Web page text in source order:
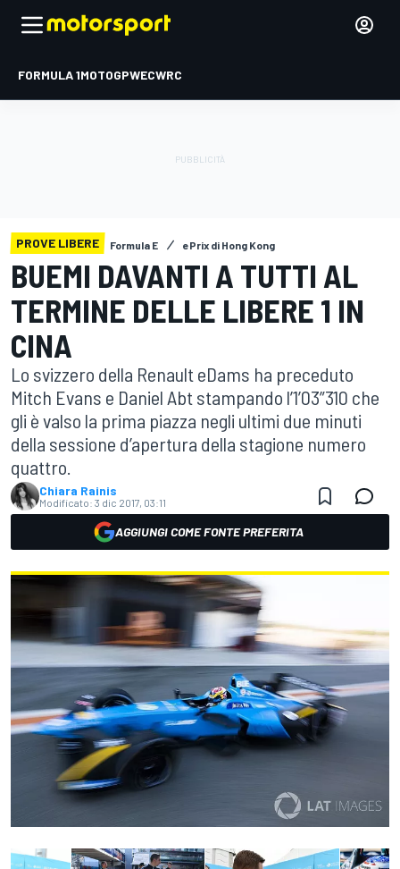
FORMULA 1MOTOGPWECWRC
PROVE LIBERE Formula E ePrix di Hong Kong
BUEMI DAVANTI A TUTTI AL
TERMINE DELLE LIBERE 1 IN
CINA
Lo svizzero della Renault eDams ha preceduto
Mitch Evans e Daniel Abt stampando l’1’03”310 che
gli è valso la prima piazza negli ultimi due minuti
della sessione d’apertura della stagione numero
quattro.
Chiara Rainis
Modificato: 3 dic 2017, 03:11
AGGIUNGI COME FONTE PREFERITA